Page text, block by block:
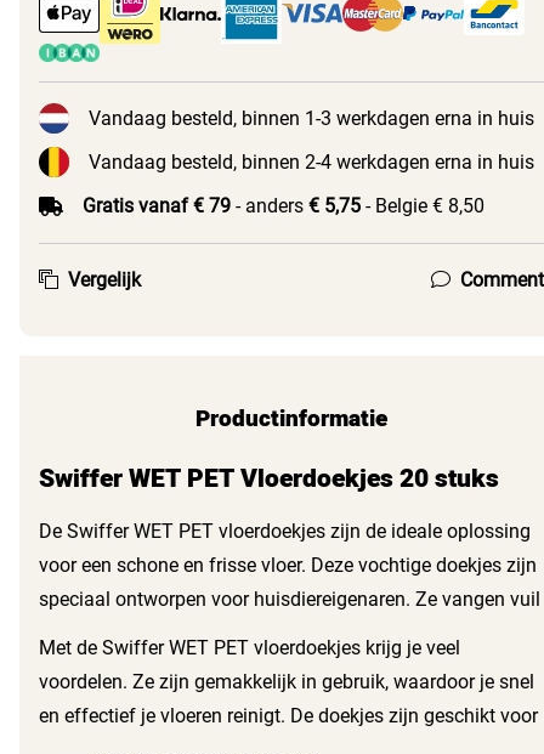
Vandaag besteld, binnen 1-3 werkdagen erna in huis
Vandaag besteld, binnen 2-4 werkdagen erna in huis
Gratis vanaf € 79 - anders € 5,75 - Belgie € 8,50
Vergelijk Comment
Productinformatie
Swiffer WET PET Vloerdoekjes 20 stuks
De Swiffer WET PET vloerdoekjes zijn de ideale oplossing
voor een schone en frisse vloer. Deze vochtige doekjes zijn
speciaal ontworpen voor huisdiereigenaren. Ze vangen vuil
Met de Swiffer WET PET vloerdoekjes krijg je veel
voordelen. Ze zijn gemakkelijk in gebruik, waardoor je snel
en effectief je vloeren reinigt. De doekjes zijn geschikt voor